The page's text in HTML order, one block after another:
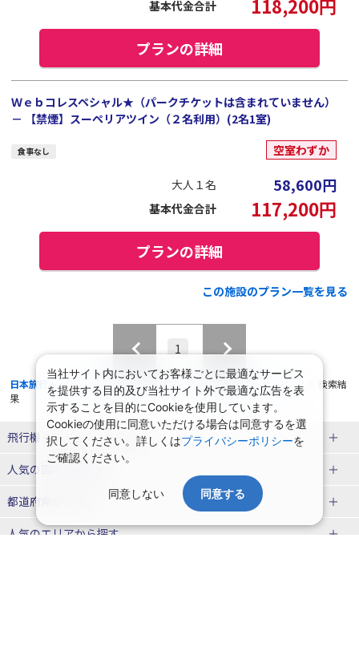
基本代金合計 118,200円
プランの詳細
Ｗｅｂコレスペシャル★（パークチケットは含まれていません）
－ 【禁煙】スーペリアツイン（２名利用）(2名1室)
食事なし 空室わずか
大人１名 58,600円
基本代金合計 117,200円
プランの詳細
この施設のプラン一覧を見る
1
日本旅行トップ > 国内旅行・国内ツアー > 航空+宿泊セットプラン
検索結
果
当社サイト内においてお客様ごとに最適なサービス
を提供する目的及び当社サイト外で最適な広告を表
示することを目的にCookieを使用しています。
Cookieの使用に同意いただける場合は同意するを選
択してください。詳しくはプライバシーポリシーを
ご確認ください。
同意しない 同意する
飛行機＋ホテルパック特集
赤い風船ダイナミックパッケージ
ＪＡＬで行く飛行機+ホテルパック
ＡＮＡで行く飛行機+ホテルパック 出張パック
人気の国内旅行特集
東京ディズニーリゾート®への旅
ユニバーサル・スタジオ・ジャパ
ンへの旅
都道府県から探す
人気のエリアから探す